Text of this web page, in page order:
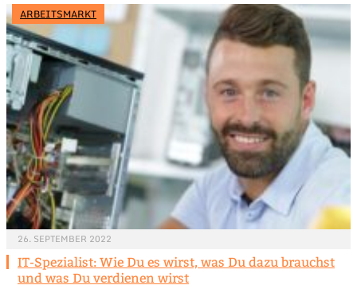
ARBEITSMARKT
26. SEPTEMBER 2022
IT-Spezialist: Wie Du es wirst, was Du dazu brauchst
und was Du verdienen wirst